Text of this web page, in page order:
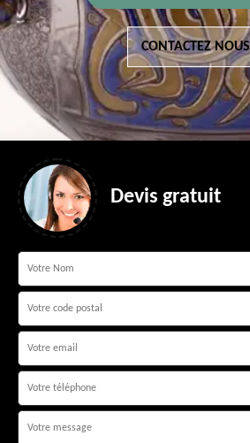
CONTACTEZ NOUS
Devis gratuit